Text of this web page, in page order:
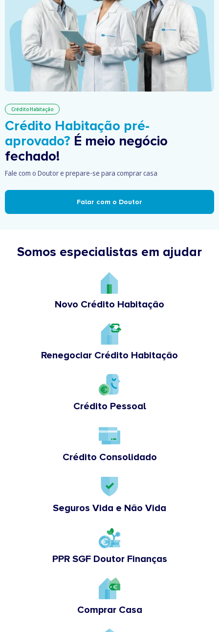
Crédito Habitação
Crédito Habitação pré-
aprovado? É meio negócio
fechado!
Fale com o Doutor e prepare-se para comprar casa
Falar com o Doutor
Somos especialistas em ajudar
Novo Crédito Habitação
Renegociar Crédito Habitação
Crédito Pessoal
Crédito Consolidado
Seguros Vida e Não Vida
PPR SGF Doutor Finanças
Comprar Casa